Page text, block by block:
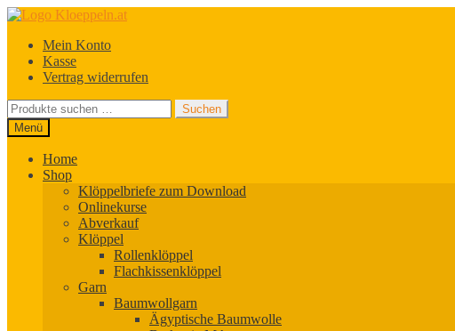
Zur
springen
Zum
springenMein Konto
Kasse
Vertrag widerrufen
Suchen
nach:
Suchen
Menü
Home
Shop
Klöppelbriefe zum Download
Onlinekurse
Abverkauf
Klöppel
Rollenklöppel
Flachkissenklöppel
Garn
Baumwollgarn
Ägyptische Baumwolle